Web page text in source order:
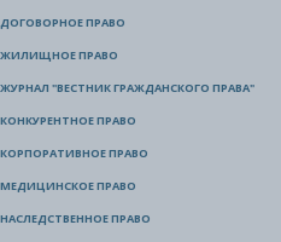
ДОГОВОРНОЕ ПРАВО
ЖИЛИЩНОЕ ПРАВО
ЖУРНАЛ "ВЕСТНИК ГРАЖДАНСКОГО ПРАВА"
КОНКУРЕНТНОЕ ПРАВО
КОРПОРАТИВНОЕ ПРАВО
МЕДИЦИНСКОЕ ПРАВО
НАСЛЕДСТВЕННОЕ ПРАВО